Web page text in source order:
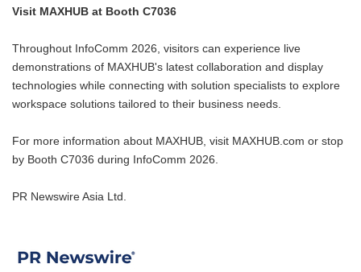
Visit MAXHUB at Booth C7036
Throughout InfoComm 2026, visitors can experience live
demonstrations of MAXHUB's latest collaboration and display
technologies while connecting with solution specialists to explore
workspace solutions tailored to their business needs.
For more information about MAXHUB, visit MAXHUB.com or stop
by Booth C7036 during InfoComm 2026.
PR Newswire Asia Ltd.